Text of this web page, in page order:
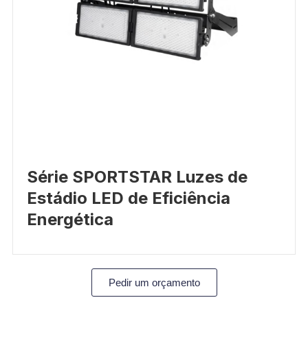
Série SPORTSTAR Luzes de
Estádio LED de Eficiência
Energética
Pedir um orçamento